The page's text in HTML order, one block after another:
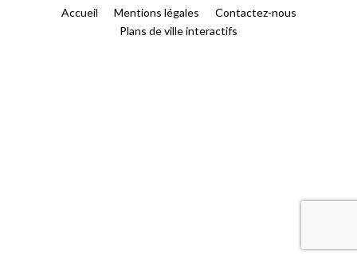
Accueil Mentions légales
Contactez-nous
Plans de ville interactifs